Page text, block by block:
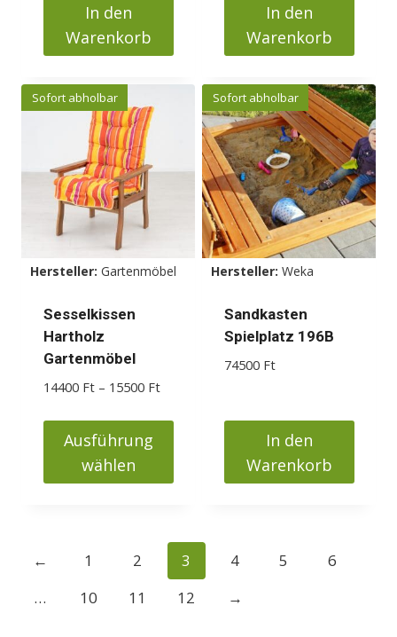
In den
Warenkorb
In den
Warenkorb
Sofort abholbar
Hersteller: Gartenmöbel
Sesselkissen
Hartholz
Gartenmöbel
14400 Ft – 15500 FtPreisspanne:
bis
Ausführung
wählen
mehrere
Varianten
Sofort abholbar
Hersteller: Weka
Sandkasten
Spielplatz 196B
74500 Ft
In den
Warenkorb
← 1 2 3 4 5
6
…
10 11 12 →